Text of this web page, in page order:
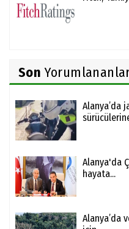
Son
Alanya’da
Alanya'da
hayata...
Alanya’da